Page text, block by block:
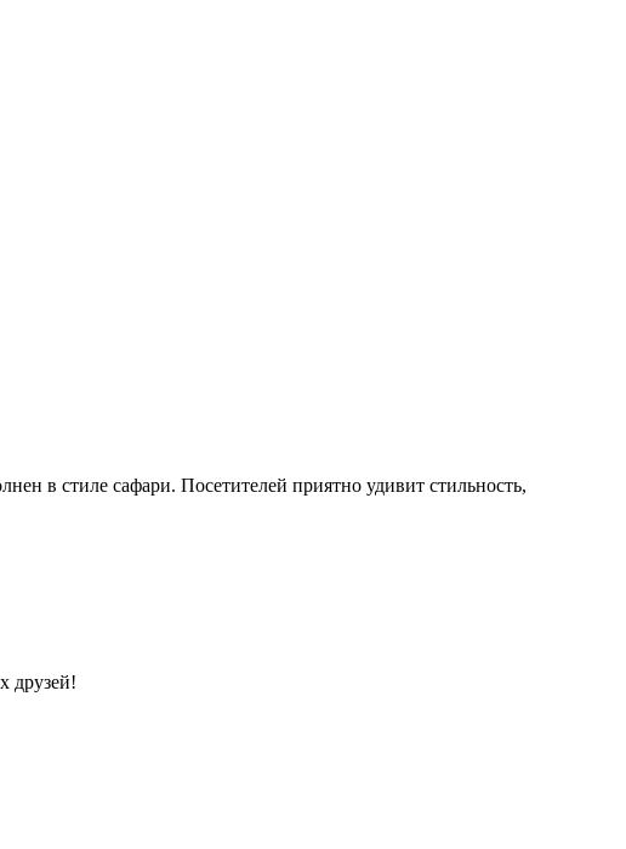
в стиле сафари. Посетителей приятно удивит стильность,
друзей!